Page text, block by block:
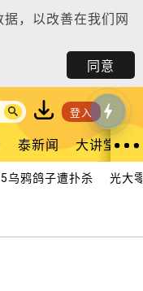
据，以改善在我们网
同意
登入
泰新闻 大讲堂
鸽子遭扑杀 光大零